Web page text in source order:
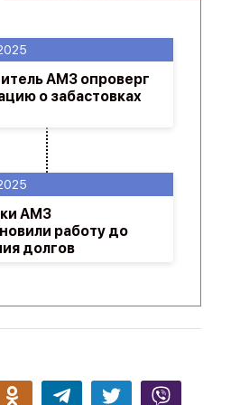
АМЗ
работу до
долгов
АМЗ опроверг
о забастовках